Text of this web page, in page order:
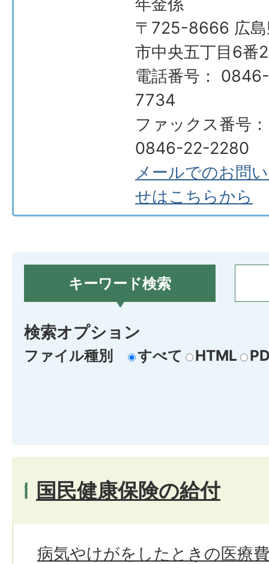
〒725-8666 広島
市中央五丁目6番
電話番号：
7734
ファックス番号：
0846-22-2280
メールでのお問
せはこちらから
キーワード検索
検索オプション
ファイル種別 すべて HTML
国民健康保険の給付
病気やけがをしたときの医療